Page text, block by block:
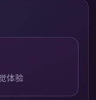
体验